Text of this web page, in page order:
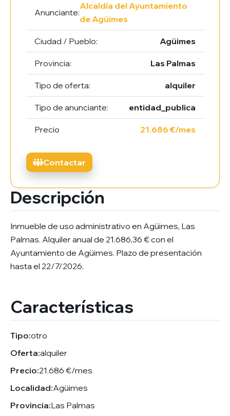
Descripción
Inmueble de uso administrativo en Agüimes, Las
Palmas. Alquiler anual de 21.686,36 € con el
Ayuntamiento de Agüimes. Plazo de presentación
hasta el 22/7/2026.
Características
Tipo:otro
Oferta:alquiler
Precio:21.686 €/mes
Localidad:Agüimes
Provincia:Las Palmas
Anunciante:
Alcaldía del Ayuntamiento
de Agüimes
Ciudad / Pueblo: Agüimes
Provincia: Las Palmas
Tipo de oferta: alquiler
Tipo de anunciante: entidad_publica
Precio 21.686 €/mes
Contactar